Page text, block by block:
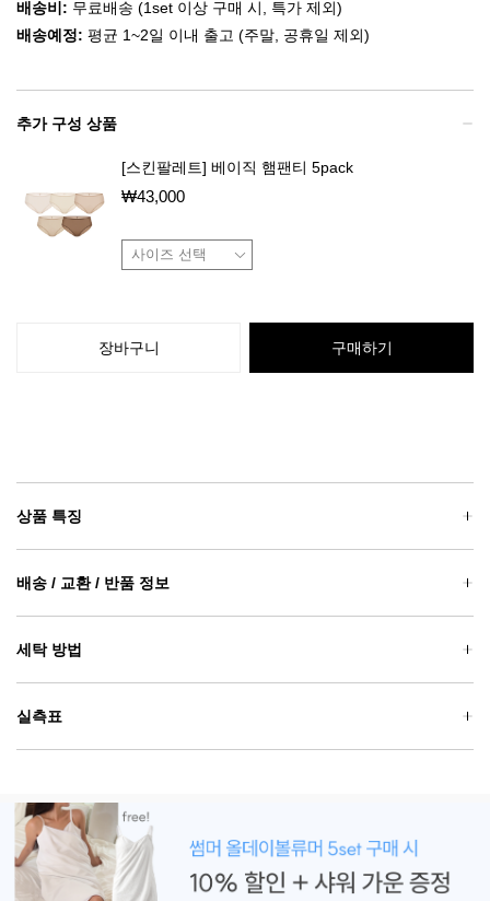
배송비: 무료배송 (1set 이상 구매 시, 특가 제외)
배송예정: 평균 1~2일 이내 출고 (주말, 공휴일 제외)
추가 구성 상품
[스킨팔레트] 베이직 햄팬티 5pack
₩43,000
장바구니 구매하기
상품 특징
배송 / 교환 / 반품 정보
세탁 방법
실측표